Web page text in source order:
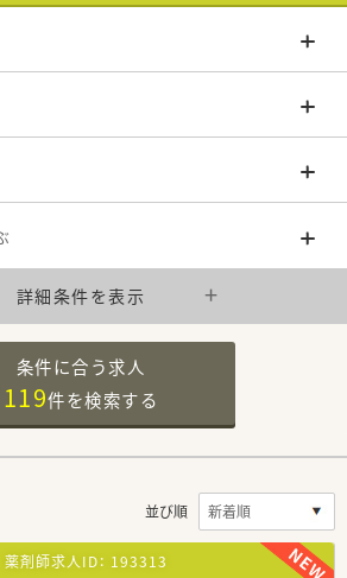
詳細条件を表示
条件に合う求人
119件を検索する
並び順
薬剤師求人ID： 193313